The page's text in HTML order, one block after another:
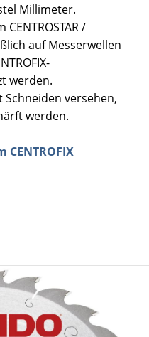
Millimeter.
/
auf Messerwellen
werden.
versehen,
werden.